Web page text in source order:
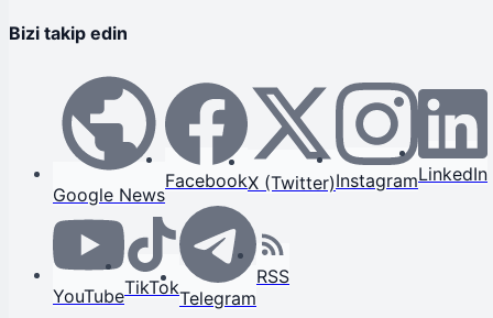
Bizi takip edin
Google News
FacebookX (Twitter)InstagramLinkedIn
YouTubeTikTokTelegram
RSS